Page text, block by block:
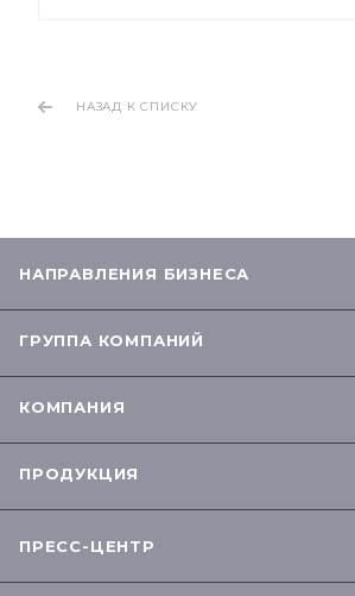
НАЗАД К СПИСКУ
НАПРАВЛЕНИЯ БИЗНЕСА
ГРУППА КОМПАНИЙ
КОМПАНИЯ
ПРОДУКЦИЯ
ПРЕСС-ЦЕНТР